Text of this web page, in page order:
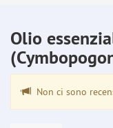
Olio
Non ci sono